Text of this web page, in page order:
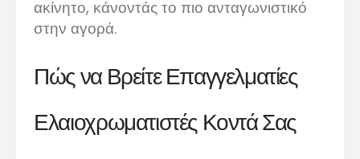
ακίνητο, κάνοντάς το πιο ανταγωνιστικό
στην αγορά.
Πώς να Βρείτε Επαγγελματίες
Ελαιοχρωματιστές Κοντά Σας